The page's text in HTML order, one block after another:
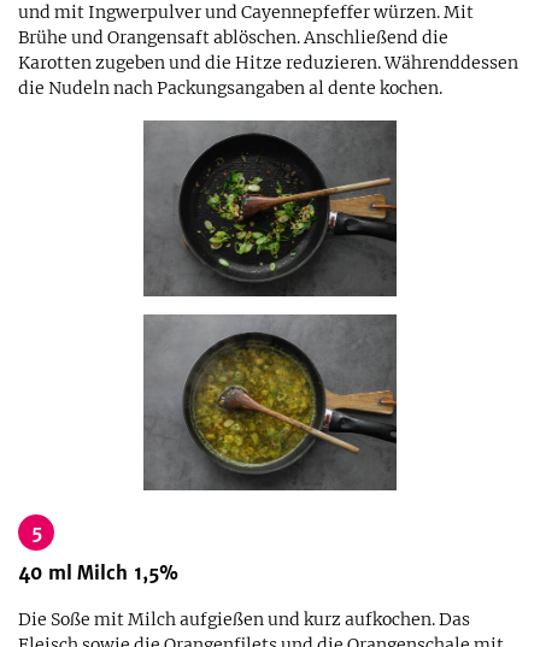
und mit Ingwerpulver und Cayennepfeffer würzen. Mit
Brühe und Orangensaft ablöschen. Anschließend die
Karotten zugeben und die Hitze reduzieren. Währenddessen
die Nudeln nach Packungsangaben al dente kochen.
5
40 ml Milch 1,5%
Die Soße mit Milch aufgießen und kurz aufkochen. Das